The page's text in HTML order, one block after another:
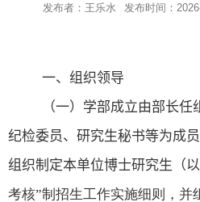
发布者：王乐水 发布时间：
一、组织领导
（一） 学部成立由部长任
纪检委员、研究生秘书等为成
组织制定本单位博士研究生（
考核”制招生工作实施细则，并